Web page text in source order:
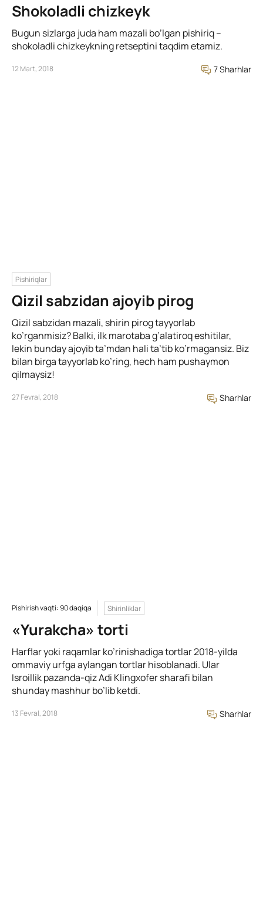
Shokoladli chizkeyk
Bugun sizlarga juda ham mazali bo’lgan pishiriq –
shokoladli chizkeykning retseptini taqdim etamiz.
12 Mart, 2018 7 Sharhlar
Pishiriqlar
Qizil sabzidan ajoyib pirog
Qizil sabzidan mazali, shirin pirog tayyorlab
ko’rganmisiz? Balki, ilk marotaba g’alatiroq eshitilar,
lekin bunday ajoyib ta’mdan hali ta’tib ko’rmagansiz. Biz
bilan birga tayyorlab ko’ring, hech ham pushaymon
qilmaysiz!
27 Fevral, 2018 Sharhlar
Pishirish vaqti: 90 daqiqa Shirinliklar
«Yurakcha» torti
Harflar yoki raqamlar ko’rinishadiga tortlar 2018-yilda
ommaviy urfga aylangan tortlar hisoblanadi. Ular
Isroillik pazanda-qiz Adi Klingxofer sharafi bilan
shunday mashhur bo’lib ketdi.
13 Fevral, 2018 Sharhlar